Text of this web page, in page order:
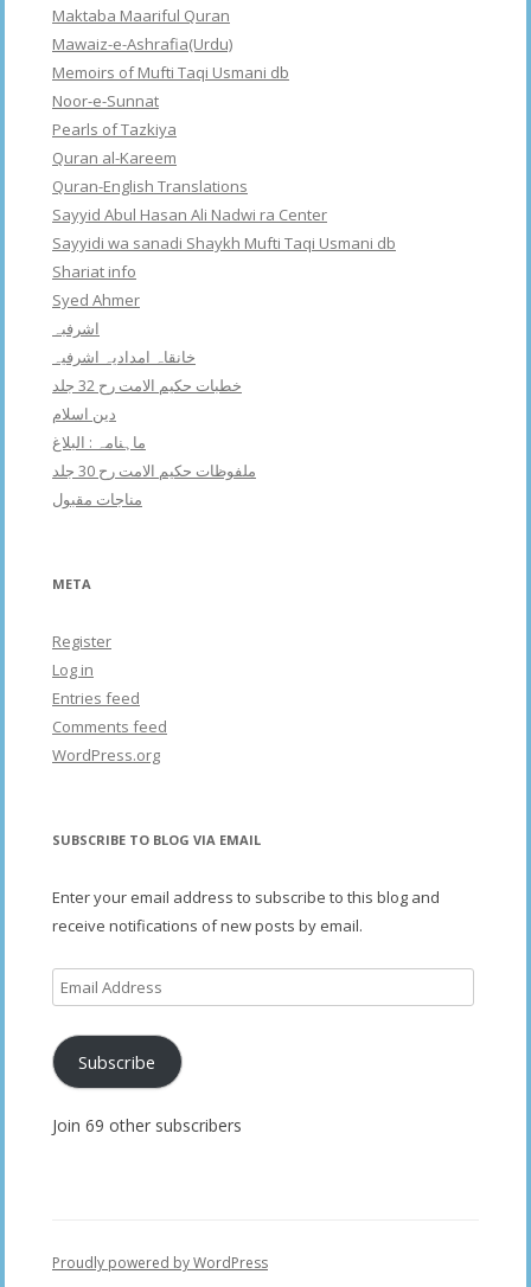
Maktaba Maariful Quran
Mawaiz-e-Ashrafia(Urdu)
Memoirs of Mufti Taqi Usmani db
Noor-e-Sunnat
Pearls of Tazkiya
Quran al-Kareem
Quran-English Translations
Sayyid Abul Hasan Ali Nadwi ra Center
Sayyidi wa sanadi Shaykh Mufti Taqi Usmani db
Shariat info
Syed Ahmer
اشرفبہ
خانقاہ امدادیہ اشرفیہ
خطبات حکیم الامت رح 32 جلد
دین اسلام
ماہنامہ : البلاغ
ملفوظات حکیم الامت رح 30 جلد
مناجات مقبول
META
Register
Log in
Entries feed
Comments feed
WordPress.org
SUBSCRIBE TO BLOG VIA EMAIL
Enter your email address to subscribe to this blog and
receive notifications of new posts by email.
Email
Address
Subscribe
Join 69 other subscribers
Proudly powered by WordPress